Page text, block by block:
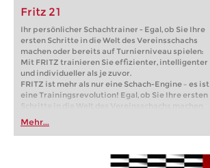
Fritz 21
Ihr persönlicher Schachtrainer - Egal, ob Sie Ihre
ersten Schritte in die Welt des Vereinsschachs
machen oder bereits auf Turnierniveau spielen:
Mit FRITZ trainieren Sie effizienter, intelligenter
und individueller als je zuvor.
FRITZ ist mehr als nur eine Schach-Engine – es ist
eine Trainingsrevolution! Egal, ob Sie Ihre ersten
Schritte in die Welt des Vereinsschachs machen
oder bereits auf Turnierniveau spielen: Mit
FRITZ trainieren Sie effizienter, intelligenter und
individueller als je zuvor.
Mehr...